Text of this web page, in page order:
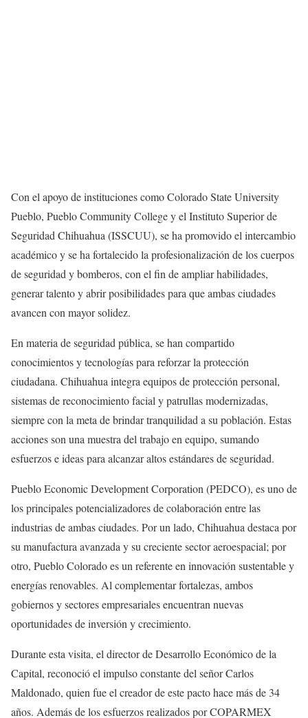
Con el apoyo de instituciones como Colorado State University
Pueblo, Pueblo Community College y el Instituto Superior de
Seguridad Chihuahua (ISSCUU), se ha promovido el intercambio
académico y se ha fortalecido la profesionalización de los cuerpos
de seguridad y bomberos, con el fin de ampliar habilidades,
generar talento y abrir posibilidades para que ambas ciudades
avancen con mayor solidez.
En materia de seguridad pública, se han compartido
conocimientos y tecnologías para reforzar la protección
ciudadana. Chihuahua integra equipos de protección personal,
sistemas de reconocimiento facial y patrullas modernizadas,
siempre con la meta de brindar tranquilidad a su población. Estas
acciones son una muestra del trabajo en equipo, sumando
esfuerzos e ideas para alcanzar altos estándares de seguridad.
Pueblo Economic Development Corporation (PEDCO), es uno de
los principales potencializadores de colaboración entre las
industrias de ambas ciudades. Por un lado, Chihuahua destaca por
su manufactura avanzada y su creciente sector aeroespacial; por
otro, Pueblo Colorado es un referente en innovación sustentable y
energías renovables. Al complementar fortalezas, ambos
gobiernos y sectores empresariales encuentran nuevas
oportunidades de inversión y crecimiento.
Durante esta visita, el director de Desarrollo Económico de la
Capital, reconoció el impulso constante del señor Carlos
Maldonado, quien fue el creador de este pacto hace más de 34
años. Además de los esfuerzos realizados por COPARMEX